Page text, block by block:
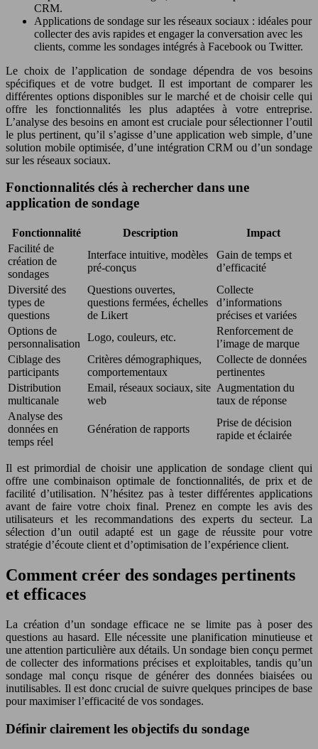
CRM.
Applications de sondage sur les réseaux sociaux : idéales pour
collecter des avis rapides et engager la conversation avec les
clients, comme les sondages intégrés à Facebook ou Twitter.
Le choix de l’application de sondage dépendra de vos besoins
spécifiques et de votre budget. Il est important de comparer les
différentes options disponibles sur le marché et de choisir celle qui
offre les fonctionnalités les plus adaptées à votre entreprise.
L’analyse des besoins en amont est cruciale pour sélectionner l’outil
le plus pertinent, qu’il s’agisse d’une application web simple, d’une
solution mobile optimisée, d’une intégration CRM ou d’un sondage
sur les réseaux sociaux.
Fonctionnalités clés à rechercher dans une
application de sondage
Fonctionnalité Description
Impact
Facilité de
création de
sondages
Interface intuitive, modèles
pré-conçus
Gain de temps et
d’efficacité
Diversité des
types de
questions
Questions ouvertes,
questions fermées, échelles
de Likert
Collecte
d’informations
précises et variées
Options de
personnalisation
Logo, couleurs, etc.
Renforcement de
l’image de marque
Ciblage des
participants
Critères démographiques,
comportementaux
Collecte de données
pertinentes
Distribution
multicanale
Email, réseaux sociaux, site
web
Augmentation du
taux de réponse
Analyse des
données en
temps réel
Génération de rapports
Prise de décision
rapide et éclairée
Il est primordial de choisir une application de sondage client qui
offre une combinaison optimale de fonctionnalités, de prix et de
facilité d’utilisation. N’hésitez pas à tester différentes applications
avant de faire votre choix final. Prenez en compte les avis des
utilisateurs et les recommandations des experts du secteur. La
sélection d’un outil adapté est un gage de réussite pour votre
stratégie d’écoute client et d’optimisation de l’expérience client.
Comment créer des sondages pertinents
et efficaces
La création d’un sondage efficace ne se limite pas à poser des
questions au hasard. Elle nécessite une planification minutieuse et
une attention particulière aux détails. Un sondage bien conçu permet
de collecter des informations précises et exploitables, tandis qu’un
sondage mal conçu risque de générer des données biaisées ou
inutilisables. Il est donc crucial de suivre quelques principes de base
pour maximiser l’efficacité de vos sondages.
Définir clairement les objectifs du sondage